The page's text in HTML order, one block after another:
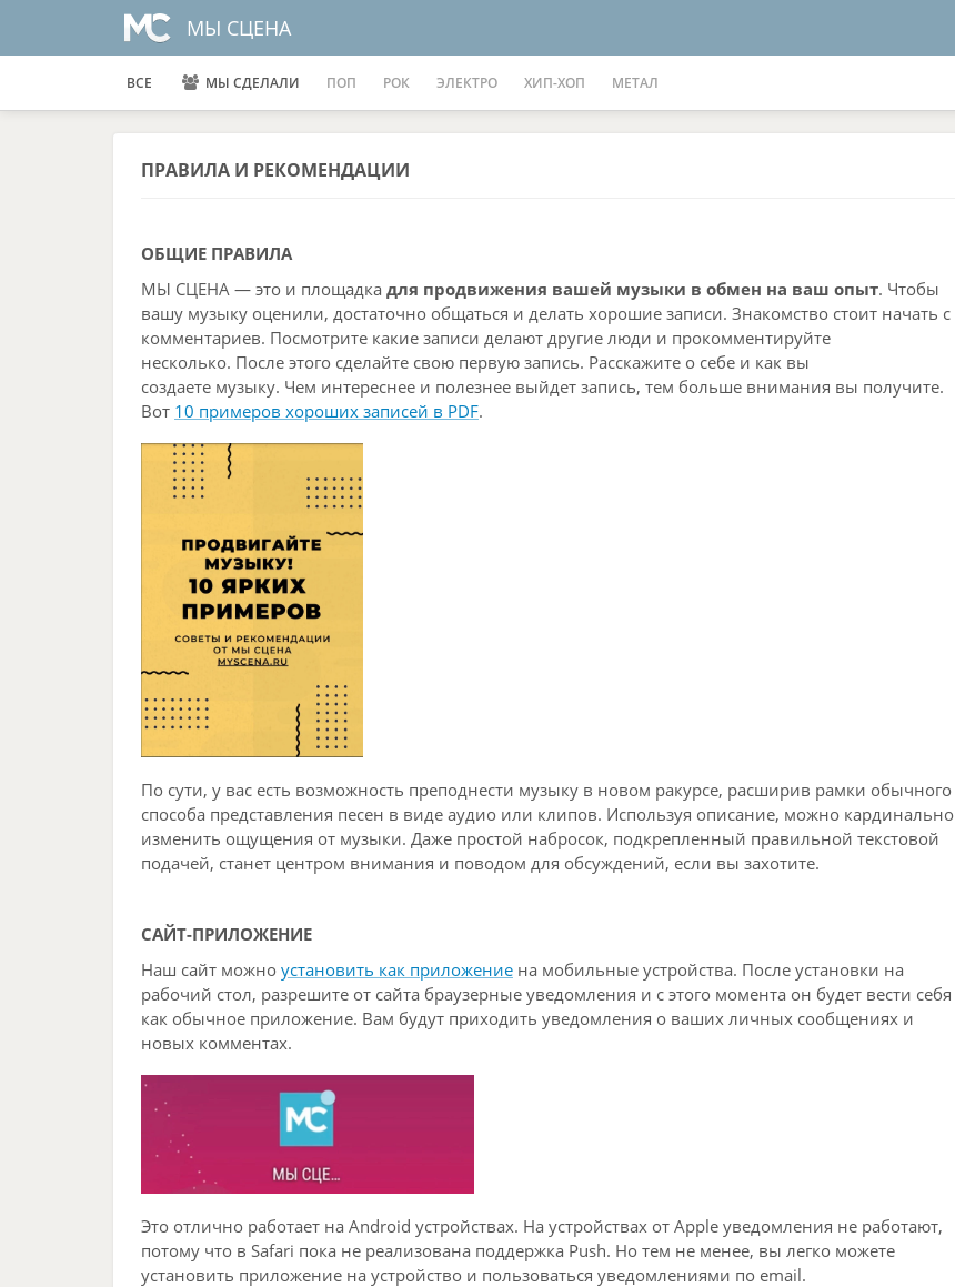
МЫ СЦЕНА
ВСЕ МЫ СДЕЛАЛИ ПОП РОК ЭЛЕКТРО ХИП-ХОП МЕТАЛ
ПРАВИЛА И РЕКОМЕНДАЦИИ
ОБЩИЕ ПРАВИЛА
МЫ СЦЕНА — это и площадка для продвижения вашей музыки в обмен на ваш опыт. Чтобы
вашу музыку оценили, достаточно общаться и делать хорошие записи. Знакомство стоит начать с
комментариев. Посмотрите какие записи делают другие люди и прокомментируйте
несколько. После этого сделайте свою первую запись. Расскажите о себе и как вы
создаете музыку. Чем интереснее и полезнее выйдет запись, тем больше внимания вы получите.
Вот 10 примеров хороших записей в PDF.
По сути, у вас есть возможность преподнести музыку в новом ракурсе, расширив рамки обычного
способа представления песен в виде аудио или клипов. Используя описание, можно кардинально
изменить ощущения от музыки. Даже простой набросок, подкрепленный правильной текстовой
подачей, станет центром внимания и поводом для обсуждений, если вы захотите.
САЙТ-ПРИЛОЖЕНИЕ
Наш сайт можно установить как приложение на мобильные устройства. После установки на
рабочий стол, разрешите от сайта браузерные уведомления и с этого момента он будет вести себя
как обычное приложение. Вам будут приходить уведомления о ваших личных сообщениях и
новых комментах.
Это отлично работает на Android устройствах. На устройствах от Apple уведомления не работают,
потому что в Safari пока не реализована поддержка Push. Но тем не менее, вы легко можете
установить приложение на устройство и пользоваться уведомлениями по email.